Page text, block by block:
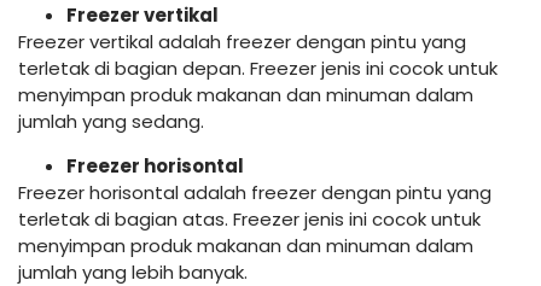
Freezer vertikal
Freezer vertikal adalah freezer dengan pintu yang
terletak di bagian depan. Freezer jenis ini cocok untuk
menyimpan produk makanan dan minuman dalam
jumlah yang sedang.
Freezer horisontal
Freezer horisontal adalah freezer dengan pintu yang
terletak di bagian atas. Freezer jenis ini cocok untuk
menyimpan produk makanan dan minuman dalam
jumlah yang lebih banyak.